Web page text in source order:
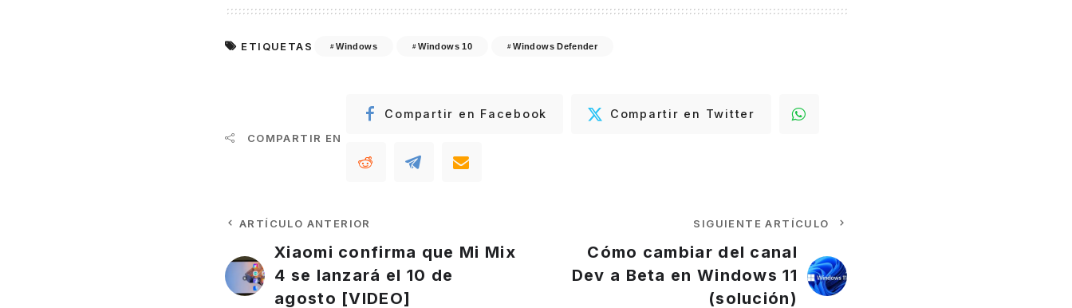
ETIQUETAS Windows Windows 10 Windows Defender
COMPARTIR EN
Compartir en Facebook Compartir en Twitter
ARTÍCULO ANTERIOR
Xiaomi confirma que Mi Mix
4 se lanzará el 10 de
agosto [VIDEO]
SIGUIENTE ARTÍCULO
Cómo cambiar del canal
Dev a Beta en Windows 11
(solución)